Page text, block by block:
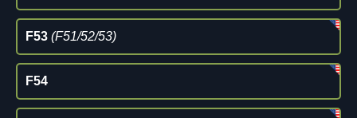
F53 (F51/52/53)
F54